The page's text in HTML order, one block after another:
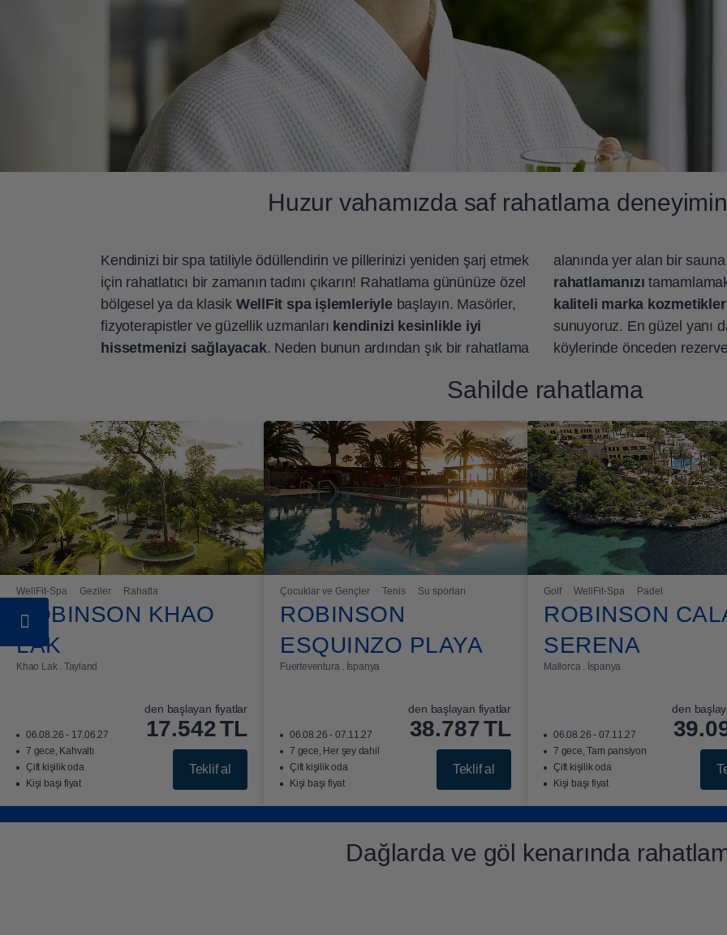
Huzur vahamızda saf rahatlama
Kendinizi bir spa tatiliyle ödüllendirin ve pillerinizi yeniden şarj etmek
için rahatlatıcı bir zamanın tadını çıkarın! Rahatlama gününüze özel
bölgesel ya da klasik WellFit spa işlemleriylebaşlayın. Masörler,
fizyoterapistler ve güzellik uzmanları kendinizi kesinlikle iyi
hissetmenizi sağlayacak. Neden bunun ardından şık bir rahatlama
alanında yer alan bir
rahatlamanızı
kaliteli marka
sunuyoruz. En güzel yanı
köylerinde önceden
Sahilde rahatlama
WellFit-Spa Geziler Rahatla
ROBINSON KHAO
LAK
Khao Lak . Tayland
06.08.26 - 17.06.27
7 gece, Kahvaltı
Çift kişilik oda
Kişi başı fiyat
den başlayan fiyatlar
17.542TL
Teklif al
Çocuklar ve Gençler Tenis Su sporları
ROBINSON
ESQUINZO PLAYA
Fuerteventura . İspanya
06.08.26 - 07.11.27
7 gece, Her şey dahil
Çift kişilik oda
Kişi başı fiyat
den başlayan fiyatlar
38.787TL
Teklif al
Golf WellFit-Spa Padel
ROBINSON
SERENA
Mallorca . İspanya
06.08.26 - 07.11.27
7 gece, Tam pansiyon
Çift kişilik oda
Kişi başı fiyat
den
Dağlarda ve göl kenarında